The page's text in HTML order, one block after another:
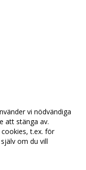
vi nödvändiga
att stänga av.
t.ex. för
om du vill